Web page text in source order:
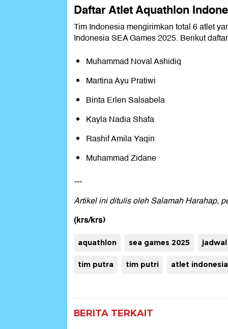
Daftar Atlet Aquathlon
Tim Indonesia mengirimkan total 6 atlet
Indonesia SEA Games 2025. Berikut
Muhammad Noval Ashidiq
Martina Ayu Pratiwi
Binta Erlen Salsabela
Kayla Nadia Shafa
Rashif Amila Yaqin
Muhammad Zidane
---
Artikel ini ditulis oleh Salamah Harahap,
(krs/krs)
aquathlon sea games 2025
tim putra tim putri atlet indonesia
BERITA TERKAIT